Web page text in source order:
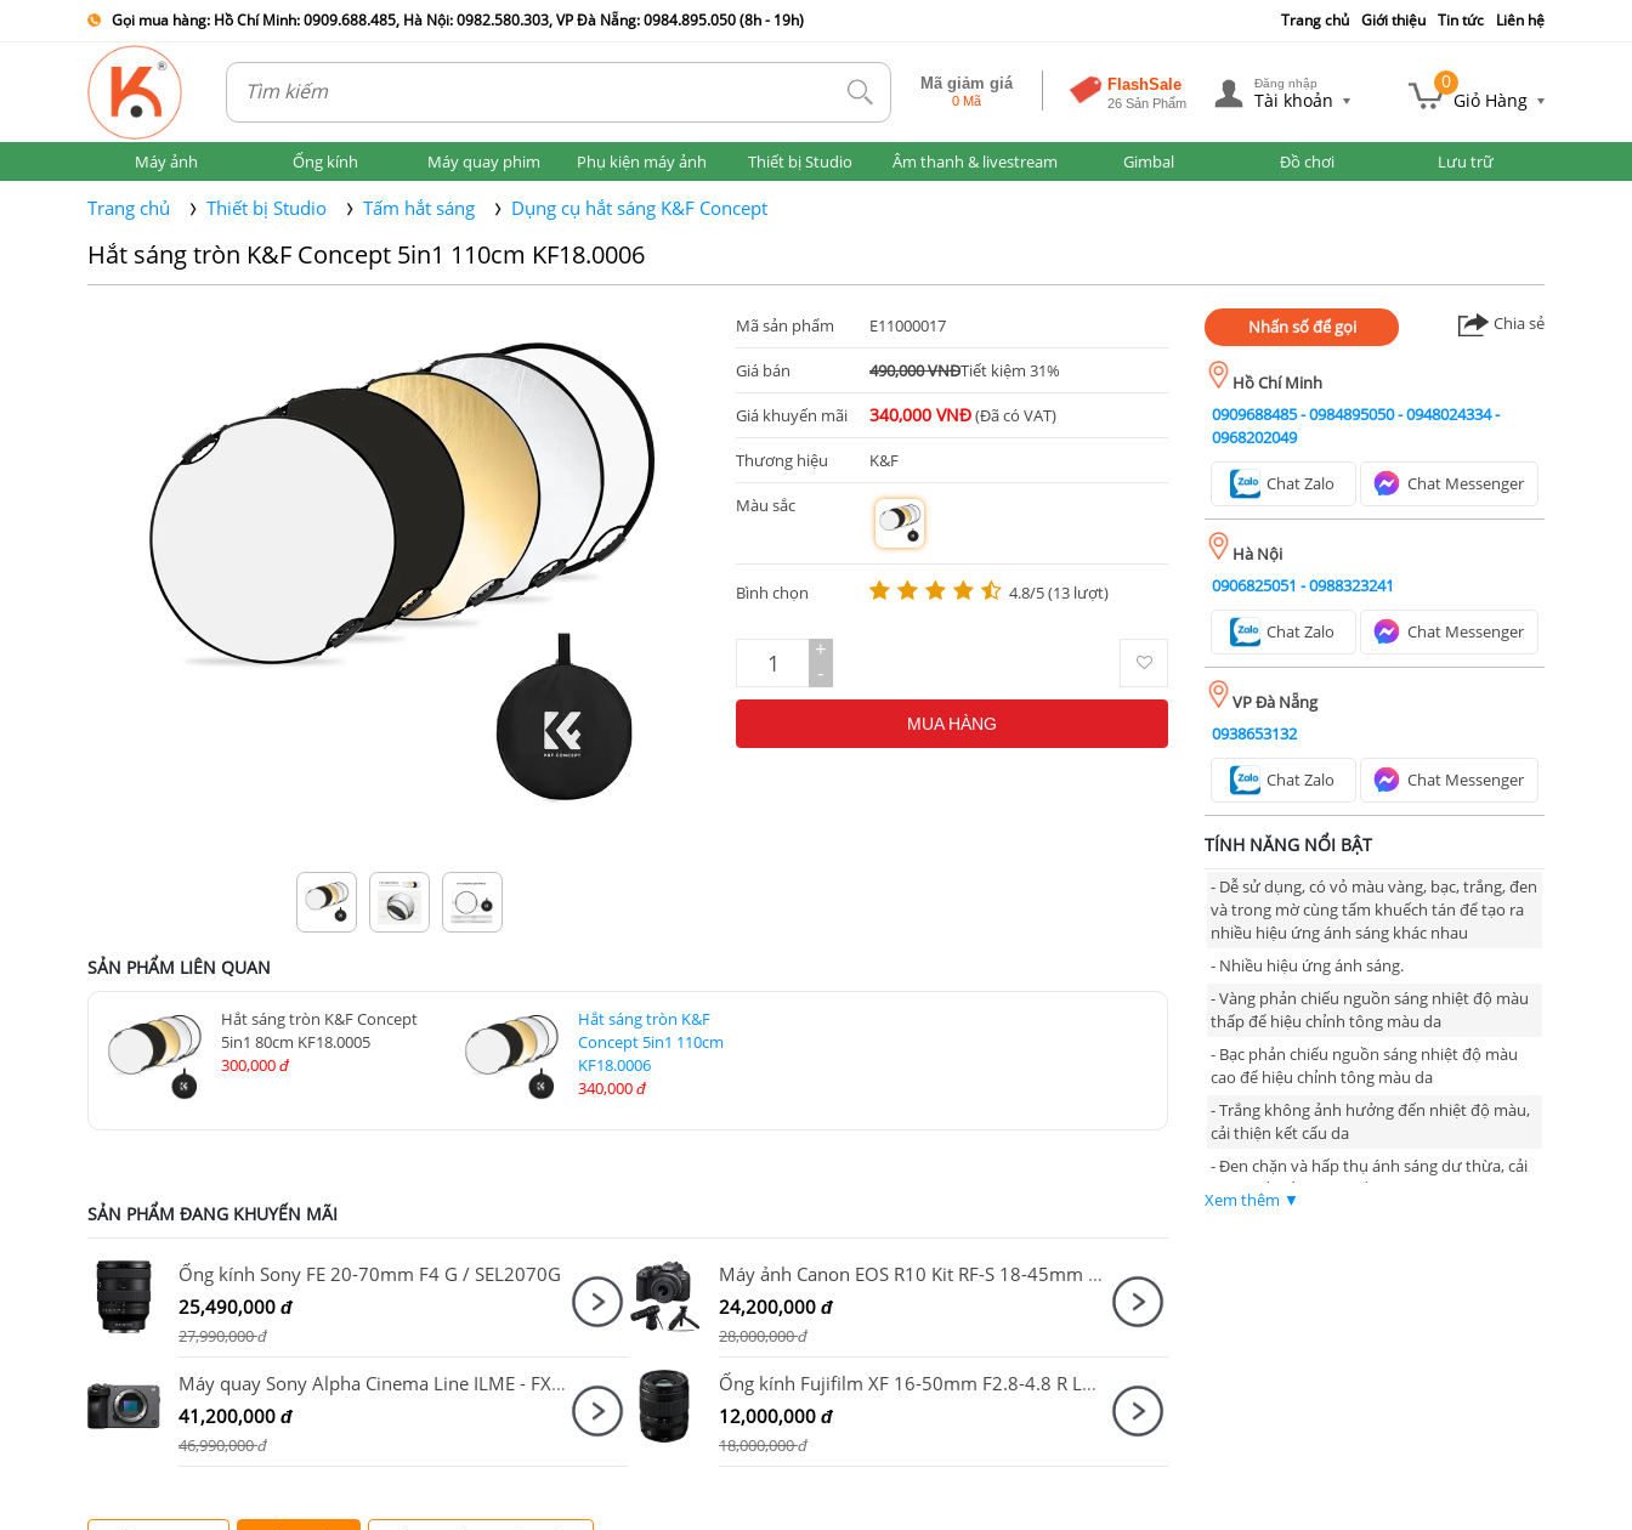
Gọi mua hàng: Hồ Chí Minh: 0909.688.485, Hà Nội: 0982.580.303, VP Đà Nẵng: 0984.895.050 (8h - 19h) Trang chủ Giới thiệu Tin tức Liên hệ
tlk Mã giảm giá
0 Mã
FlashSale
26 Sản Phẩm
Đăng nhập
Tài khoản
0
Giỏ Hàng
Máy ảnh Ống kính Máy quay phim Phụ kiện máy ảnh Thiết bị Studio Âm thanh & livestream Gimbal Đồ chơi Lưu trữ
Trang chủ Thiết bị Studio Tấm hắt sáng Dụng cụ hắt sáng K&F Concept
Hắt sáng tròn K&F Concept 5in1 110cm KF18.0006
Mã sản phẩm E11000017
Giá bán 490,000 VNĐTiết kiệm 31%
Giá khuyến mãi 340,000 VNĐ(Đã có VAT)
Thương hiệu K&F
Màu sắc
m
Bình chọn 4.8/5 (13 lượt)
+
-
MUA HÀNG
SẢN PHẨM LIÊN QUAN
Hắt sáng tròn K&F Concept
5in1 80cm KF18.0005
300,000 đ
Hắt sáng tròn K&F
Concept 5in1 110cm
KF18.0006
340,000 đ
SẢN PHẨM ĐANG KHUYẾN MÃI
Ống kính Sony FE 20-70mm F4 G / SEL2070G
25,490,000 đ
27,990,000đ
Máy ảnh Canon EOS R10 Kit RF-S 18-45mm F4.5-6.3 IS STM + Microphone Canon DM-E100 + Báng tay cầm Canon HG-100TBR
24,200,000 đ
28,000,000đ
Máy quay Sony Alpha Cinema Line ILME - FX30 B
41,200,000 đ
46,990,000đ
Ống kính Fujifilm XF 16-50mm F2.8-4.8 R LM WR
12,000,000 đ
18,000,000đ
Nhấn số để gọi Chia sẻ
Hồ Chí Minh
0909688485-0984895050-0948024334-
0968202049
Chat Zalo Chat Messenger
Hà Nội
0906825051 -0988323241
Chat Zalo Chat Messenger
VP Đà Nẵng
0938653132
Chat Zalo Chat Messenger
TÍNH NĂNG NỔI BẬT
- Dễ sử dụng, có vỏ màu vàng, bạc, trắng, đen
và trong mờ cùng tấm khuếch tán để tạo ra
nhiều hiệu ứng ánh sáng khác nhau
- Nhiều hiệu ứng ánh sáng.
- Vàng phản chiếu nguồn sáng nhiệt độ màu
thấp để hiệu chỉnh tông màu da
- Bạc phản chiếu nguồn sáng nhiệt độ màu
cao để hiệu chỉnh tông màu da
- Trắng không ảnh hưởng đến nhiệt độ màu,
cải thiện kết cấu da
- Đen chặn và hấp thụ ánh sáng dư thừa, cải
thiện kết cấu lớp và nền
Xem thêm ▼